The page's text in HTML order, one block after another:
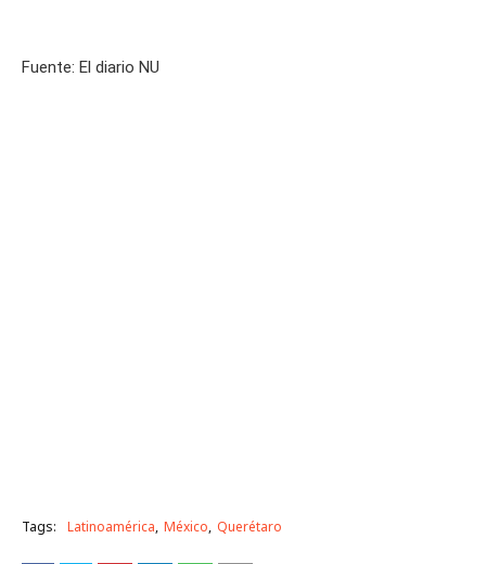
Fuente: El diario NU
Tags: Latinoamérica México Querétaro